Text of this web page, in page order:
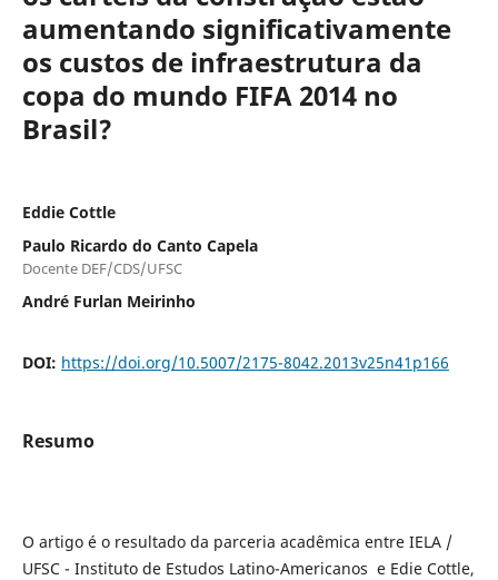
aumentando significativamente
os custos de infraestrutura da
copa do mundo FIFA 2014 no
Brasil?
Eddie Cottle
Paulo Ricardo do Canto Capela
Docente DEF/CDS/UFSC
André Furlan Meirinho
DOI: https://doi.org/10.5007/2175-8042.2013v25n41p166
Resumo
O artigo é o resultado da parceria acadêmica entre IELA /
UFSC - Instituto de Estudos Latino-Americanos e Edie Cottle,